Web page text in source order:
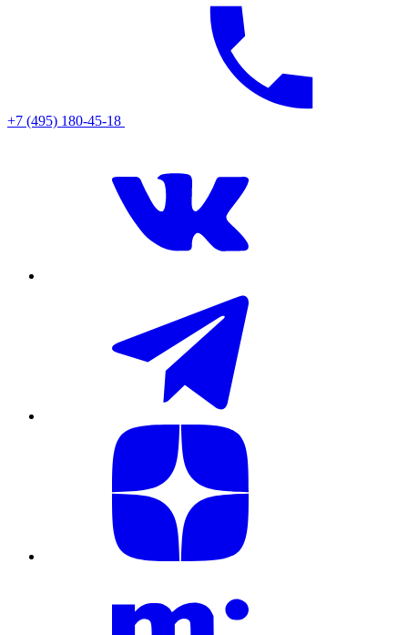
+7 (495) 180-45-18